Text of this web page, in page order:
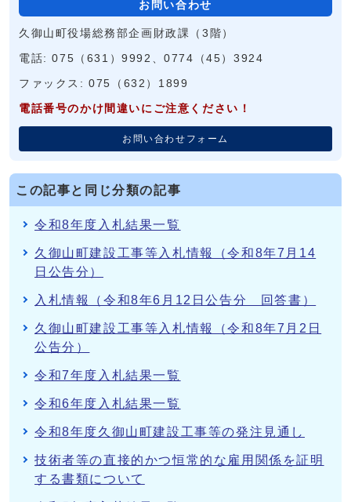
お問い合わせ
久御山町役場総務部企画財政課（3階）
電話: 075（631）9992、0774（45）3924
ファックス: 075（632）1899
電話番号のかけ間違いにご注意ください！
お問い合わせフォーム
この記事と同じ分類の記事
令和8年度入札結果一覧
久御山町建設工事等入札情報（令和8年7月14
日公告分）
入札情報（令和8年6月12日公告分 回答書）
久御山町建設工事等入札情報（令和8年7月2日
公告分）
令和7年度入札結果一覧
令和6年度入札結果一覧
令和8年度久御山町建設工事等の発注見通し
技術者等の直接的かつ恒常的な雇用関係を証明
する書類について